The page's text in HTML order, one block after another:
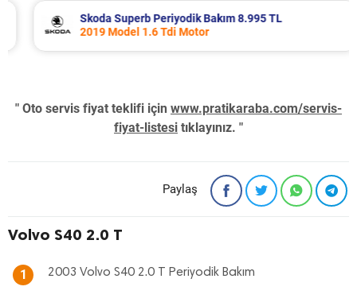
Skoda Superb Periyodik Bakım 8.995 TL
2019 Model 1.6 Tdi Motor
" Oto servis fiyat teklifi için www.pratikaraba.com/servis-
fiyat-listesi tıklayınız. "
Paylaş
Volvo S40 2.0 T
1 2003 Volvo S40 2.0 T Periyodik Bakım